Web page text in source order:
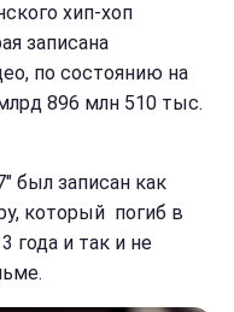
хип-хоп
записана
по состоянию на
896 млн 510 тыс.
был записан как
который погиб в
года и так и не